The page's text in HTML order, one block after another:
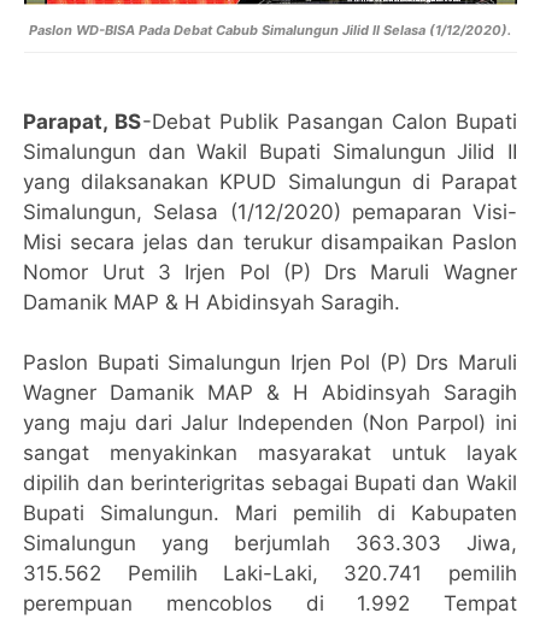
Paslon WD-BISA Pada Debat Cabub Simalungun Jilid II Selasa (1/12/2020).
Parapat, BS-Debat Publik Pasangan Calon Bupati
Simalungun dan Wakil Bupati Simalungun Jilid II
yang dilaksanakan KPUD Simalungun di Parapat
Simalungun, Selasa (1/12/2020) pemaparan Visi-
Misi secara jelas dan terukur disampaikan Paslon
Nomor Urut 3 Irjen Pol (P) Drs Maruli Wagner
Damanik MAP & H Abidinsyah Saragih.
Paslon Bupati Simalungun Irjen Pol (P) Drs Maruli
Wagner Damanik MAP & H Abidinsyah Saragih
yang maju dari Jalur Independen (Non Parpol) ini
sangat menyakinkan masyarakat untuk layak
dipilih dan berinterigritas sebagai Bupati dan Wakil
Bupati Simalungun. Mari pemilih di Kabupaten
Simalungun yang berjumlah 363.303 Jiwa,
315.562 Pemilih Laki-Laki, 320.741 pemilih
perempuan mencoblos di 1.992 Tempat